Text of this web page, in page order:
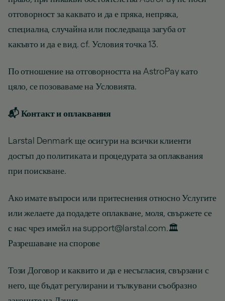
отговорност за каквато и да е пряка, непряка,
специална, случайна или последваща загуба от
какъвто и да е вид. cf. Условия точка 13.
По отношение на отговорността на AstroPay като
цяло, се позоваваме на Условията.
📬 Контакт и оплаквания
Larstal Denmark ще осигури на всички клиенти
достъп до политиката и процедурата за оплаквания
при поискване.
Ако имате въпроси или притеснения относно Услугите
или желаете да подадете оплакване, моля, свържете се
с нас чрез имейл на support@larstal.com.🏛️
Разрешаване на спорове
Този Договор и каквито и да е несъгласия, свързани с
него, ще бъдат регулирани и тълкувани съобразно